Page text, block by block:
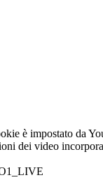
è impostato da
dei video